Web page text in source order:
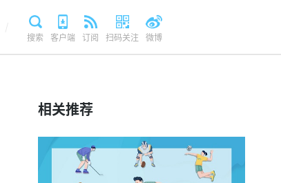
搜索 客户端 订阅 扫码关注 微博
相关推荐